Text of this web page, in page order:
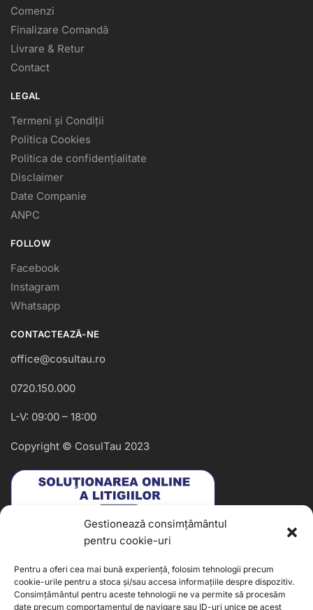
Gestionează consimțământul
pentru cookie-uri
Pentru a oferi cea mai bună experiență, folosim tehnologii precum
cookie-urile pentru a stoca și/sau accesa informațiile despre dispozitiv.
Consimțământul pentru aceste tehnologii ne va permite să procesăm
date precum comportamentul de navigare sau ID-uri unice pe acest
Comenzi
Finalizare Comandă
Livrare & Retur
Contact
LEGAL
Termeni și Condiții
Politica Cookies
Politica de confidențialitate
Disclaimer
Date Companie
ANPC
FOLLOW
Facebook
Instagram
Whatsapp
CONTACTEAZĂ-NE
office@cosultau.ro
0720.150.000
L-V: 09:00 – 18:00
Copyright © CosulTau 2023